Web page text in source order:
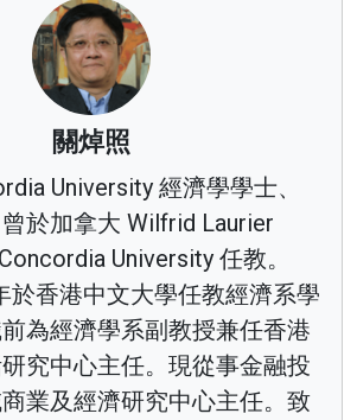
關焯照
University 經濟學學士、
於加拿大 Wilfrid Laurier
University 任教。
於香港中文大學任教經濟系學
為經濟學系副教授兼任香港
究中心主任。現從事金融投
業及經濟研究中心主任。致